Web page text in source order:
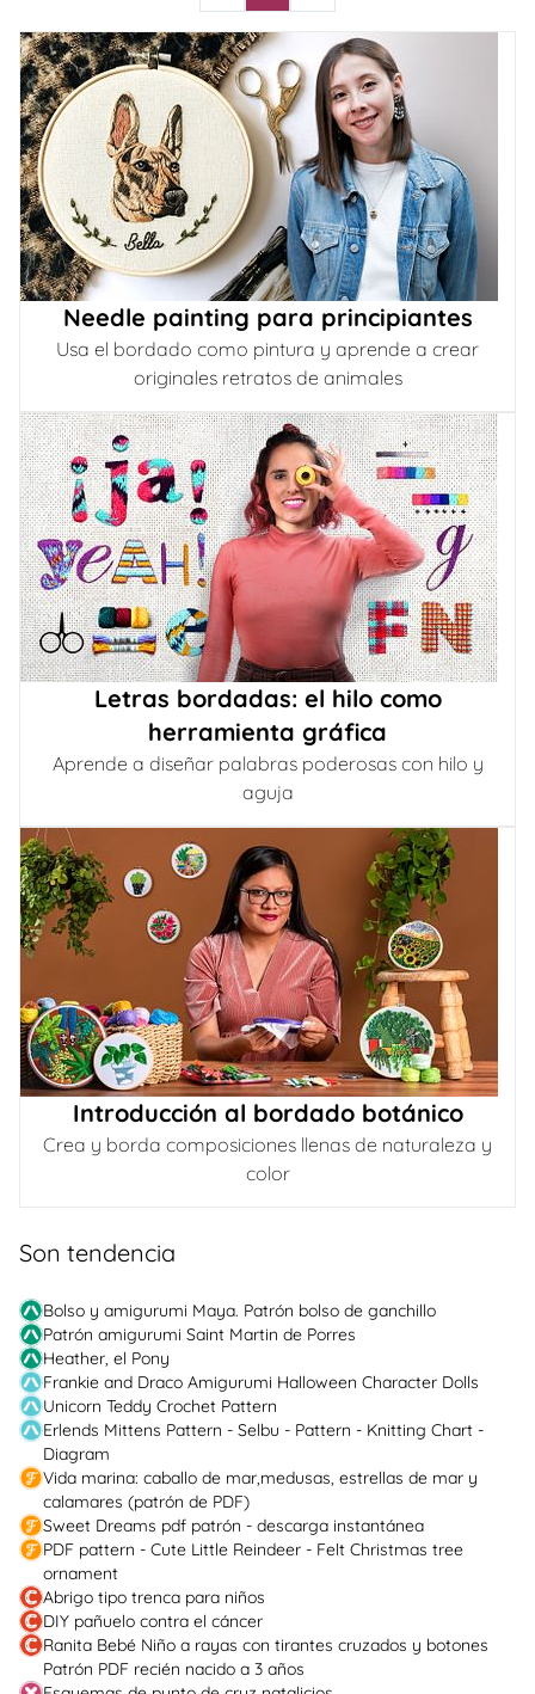
Needle painting para principiantes
Usa el bordado como pintura y aprende a crear
originales retratos de animales
Letras bordadas: el hilo como
herramienta gráfica
Aprende a diseñar palabras poderosas con hilo y
aguja
Introducción al bordado botánico
Crea y borda composiciones llenas de naturaleza y
color
Son tendencia
Bolso y amigurumi Maya. Patrón bolso de ganchillo
Patrón amigurumi Saint Martin de Porres
Heather, el Pony
Frankie and Draco Amigurumi Halloween Character Dolls
Unicorn Teddy Crochet Pattern
Erlends Mittens Pattern - Selbu - Pattern - Knitting Chart -
Diagram
Vida marina: caballo de mar,medusas, estrellas de mar y
calamares (patrón de PDF)
Sweet Dreams pdf patrón - descarga instantánea
PDF pattern - Cute Little Reindeer - Felt Christmas tree
ornament
Abrigo tipo trenca para niños
DIY pañuelo contra el cáncer
Ranita Bebé Niño a rayas con tirantes cruzados y botones
Patrón PDF recién nacido a 3 años